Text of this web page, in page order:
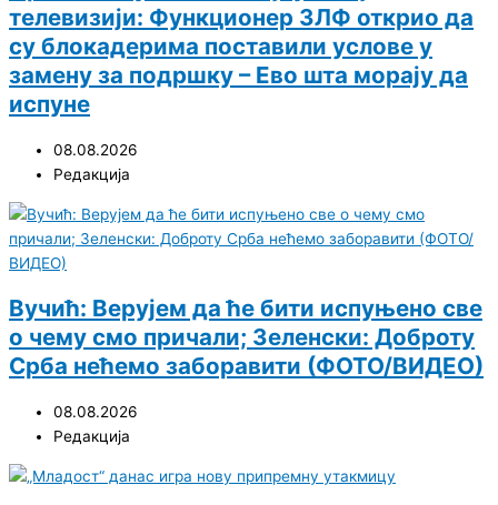
телевизији: Функционер ЗЛФ открио да
су блокадерима поставили услове у
замену за подршку – Ево шта морају да
испуне
08.08.2026
Редакција
Вучић: Верујем да ће бити испуњено све
о чему смо причали; Зеленски: Доброту
Срба нећемо заборавити (ФОТО/ВИДЕО)
08.08.2026
Редакција